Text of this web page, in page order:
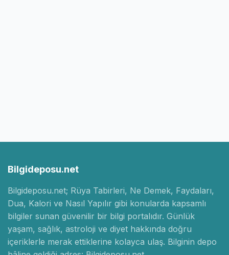
Bilgideposu.net
Bilgideposu.net; Rüya Tabirleri, Ne Demek, Faydaları,
Dua, Kalori ve Nasıl Yapılır gibi konularda kapsamlı
bilgiler sunan güvenilir bir bilgi portalıdır. Günlük
yaşam, sağlık, astroloji ve diyet hakkında doğru
içeriklerle merak ettiklerine kolayca ulaş. Bilginin depo